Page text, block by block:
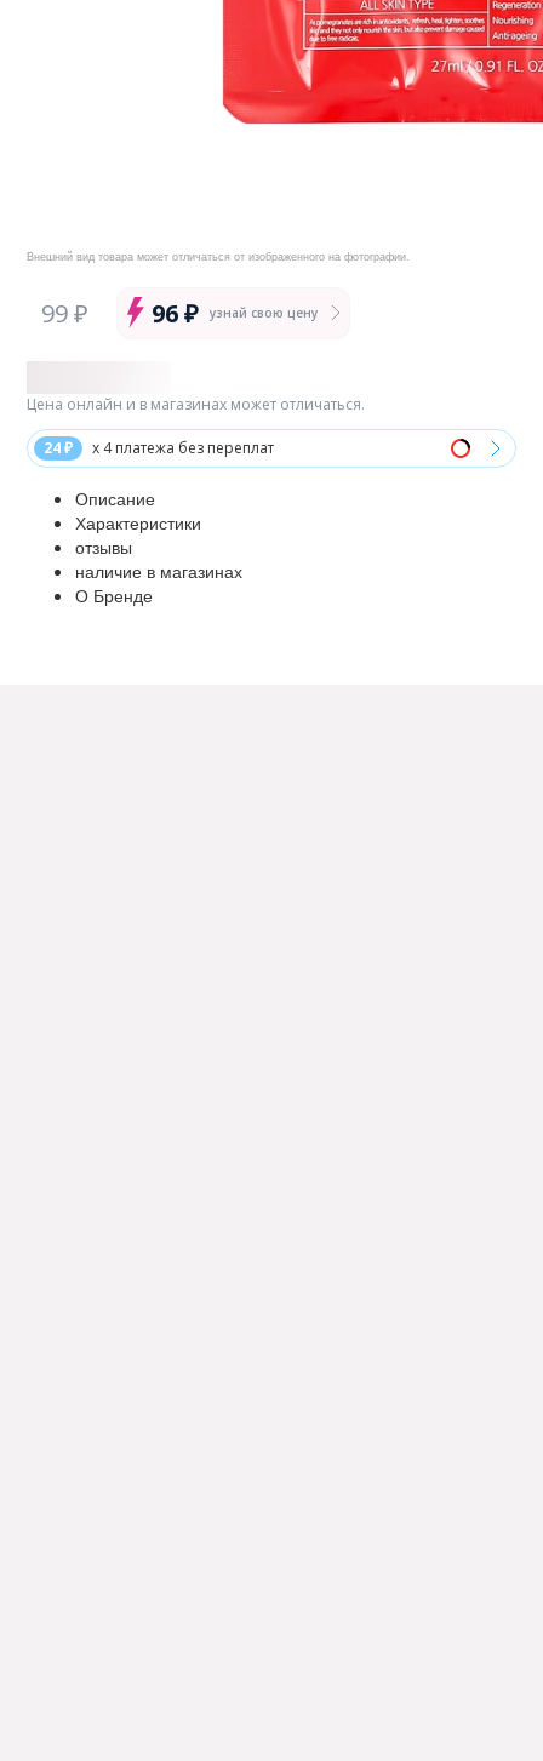
Внешний вид товара может отличаться от изображенного на фотографии.
99 ₽ 96 ₽ узнай свою цену
24 ₽ x 4 платежа без переплат
Цена онлайн и в магазинах может отличаться.
Описание
Характеристики
отзывы
наличие в магазинах
О Бренде